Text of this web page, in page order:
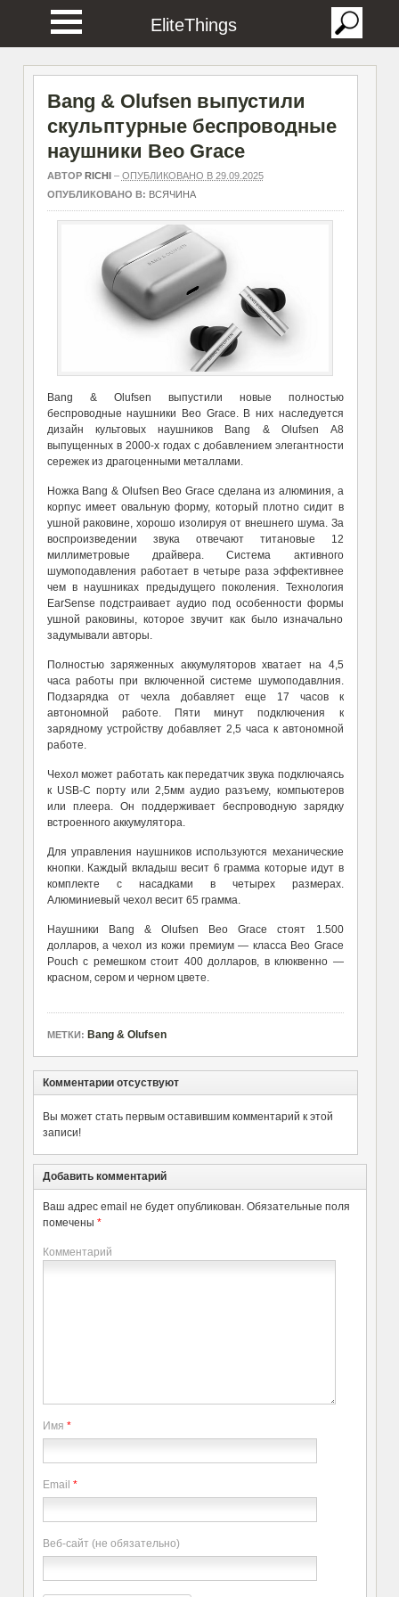
EliteThings
Bang & Olufsen выпустили
скульптурные беспроводные
наушники Beo Grace
АВТОР RICHI– ОПУБЛИКОВАНО В 29.09.2025
ОПУБЛИКОВАНО В: ВСЯЧИНА
Bang & Olufsen выпустили новые полностью
беспроводные наушники Beo Grace. В них наследуется
дизайн культовых наушников Bang & Olufsen A8
выпущенных в 2000-х годах с добавлением элегантности
сережек из драгоценными металлами.
Ножка Bang & Olufsen Beo Grace сделана из алюминия, а
корпус имеет овальную форму, который плотно сидит в
ушной раковине, хорошо изолируя от внешнего шума. За
воспроизведении звука отвечают титановые 12
миллиметровые драйвера. Система активного
шумоподавления работает в четыре раза эффективнее
чем в наушниках предыдущего поколения. Технология
EarSense подстраивает аудио под особенности формы
ушной раковины, которое звучит как было изначально
задумывали авторы.
Полностью заряженных аккумуляторов хватает на 4,5
часа работы при включенной системе шумоподавлния.
Подзарядка от чехла добавляет еще 17 часов к
автономной работе. Пяти минут подключения к
зарядному устройству добавляет 2,5 часа к автономной
работе.
Чехол может работать как передатчик звука подключаясь
к USB-C порту или 2,5мм аудио разъему, компьютеров
или плеера. Он поддерживает беспроводную зарядку
встроенного аккумулятора.
Для управления наушников используются механические
кнопки. Каждый вкладыш весит 6 грамма которые идут в
комплекте с насадками в четырех размерах.
Алюминиевый чехол весит 65 грамма.
Наушники Bang & Olufsen Beo Grace стоят 1.500
долларов, а чехол из кожи премиум — класса Beo Grace
Pouch с ремешком стоит 400 долларов, в клюквенно —
красном, сером и черном цвете.
МЕТКИ: Bang & Olufsen
Комментарии отсуствуют
Вы может стать первым оставившим комментарий к этой
записи!
Добавить комментарий
Ваш адрес email не будет опубликован. Обязательные поля
помечены *
Комментарий
Имя *
Email *
Веб-сайт (не обязательно)